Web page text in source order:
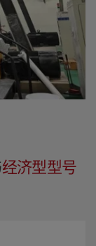
经济型型号